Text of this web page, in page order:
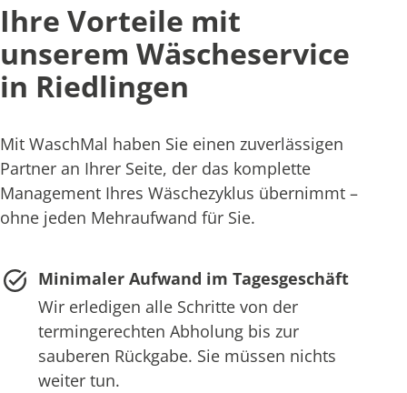
Ihre Vorteile mit
unserem Wäscheservice
in Riedlingen
Mit WaschMal haben Sie einen zuverlässigen
Partner an Ihrer Seite, der das komplette
Management Ihres Wäschezyklus übernimmt –
ohne jeden Mehraufwand für Sie.
Minimaler Aufwand im Tagesgeschäft
Wir erledigen alle Schritte von der
termingerechten Abholung bis zur
sauberen Rückgabe. Sie müssen nichts
weiter tun.